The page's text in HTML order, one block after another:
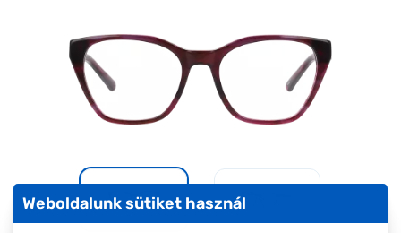
szemüvegekre
Seen Belépőár
ajánlat
Weboldalunk sütiket használ